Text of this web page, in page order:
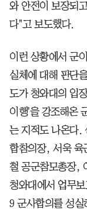
와 안전이 보장되
다"고 보도했다.
이런 상황에서 군
실체에 대해 판단
도가 청와대의 입
이행'을 강조해온
는 지적도 나온다.
합참의장, 서욱 육
철 공군참모총장,
청와대에서 업무
9 군사합의를 성실